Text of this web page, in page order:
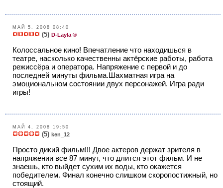
МАЙ 5, 2008 08:40
(5) D-Layla ®
Колоссальное кино! Впечатление что находишься в
театре, насколько качественны актёрские работы, работа
режиссёра и оператора. Напряжение с первой и до
последней минуты фильма.Шахматная игра на
эмоциональном состоянии двух персонажей. Игра ради
игры!
МАЙ 4, 2008 19:50
(5) ken_12
Просто дикий фильм!!! Двое актеров держат зрителя в
напряжении все 87 минут, что длится этот фильм. И не
знаешь, кто выйдет сухим их воды, кто окажется
победителем. Финал конечно слишком скоропостижный, но
стоящий.